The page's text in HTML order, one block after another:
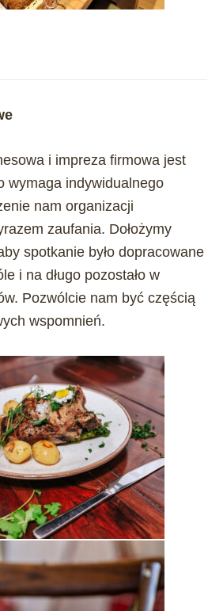
i impreza firmowa jest
wymaga indywidualnego
nam organizacji
zaufania. Dołożymy
spotkanie było dopracowane
i na długo pozostało w
Pozwólcie nam być częścią
wspomnień.